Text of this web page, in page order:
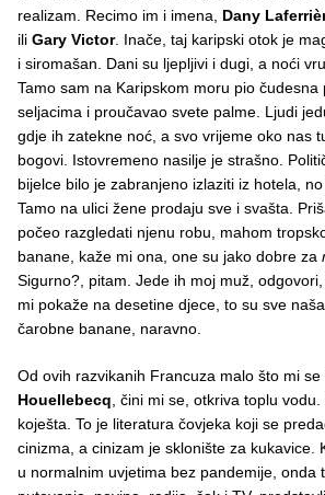
realizam. Recimo im i imena, Dany
ili Gary Victor. Inače, taj karipski otok je
i siromašan. Dani su ljepljivi i dugi, a noći
Tamo sam na Karipskom moru pio
seljacima i proučavao svete palme. Ljudi
gdje ih zatekne noć, a svo vrijeme oko nas
bogovi. Istovremeno nasilje je strašno.
bijelce bilo je zabranjeno izlaziti iz hotela,
Tamo na ulici žene prodaju sve i svašta.
počeo razgledati njenu robu, mahom
banane, kaže mi ona, one su jako dobre za
Sigurno?, pitam. Jede ih moj muž,
mi pokaže na desetine djece, to su sve
čarobne banane, naravno.
Od ovih razvikanih Francuza malo što mi se
Houellebecq, čini mi se, otkriva toplu
koješta. To je literatura čovjeka koji se
cinizma, a cinizam je sklonište za kukavice.
u normalnim uvjetima bez pandemije, onda